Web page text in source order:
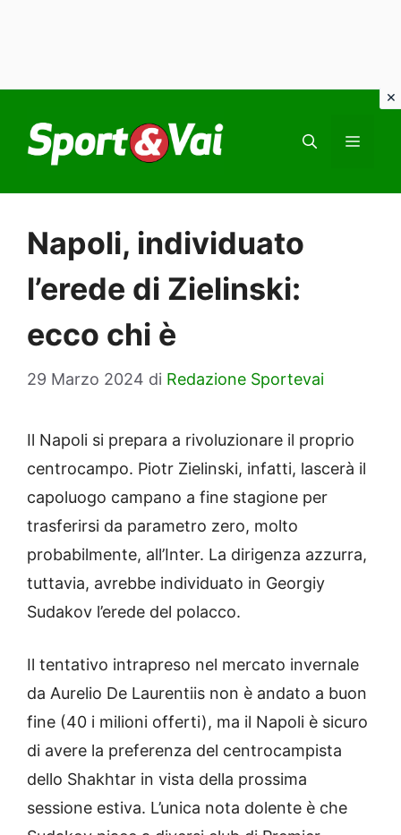
contenuto
Napoli, individuato
l’erede di Zielinski:
ecco chi è
29 Marzo 2024 di Redazione Sportevai
Il Napoli si prepara a rivoluzionare il proprio
centrocampo. Piotr Zielinski, infatti, lascerà il
capoluogo campano a fine stagione per
trasferirsi da parametro zero, molto
probabilmente, all’Inter. La dirigenza azzurra,
tuttavia, avrebbe individuato in Georgiy
Sudakov l’erede del polacco.
Il tentativo intrapreso nel mercato invernale
da Aurelio De Laurentiis non è andato a buon
fine (40 i milioni offerti), ma il Napoli è sicuro
di avere la preferenza del centrocampista
dello Shakhtar in vista della prossima
sessione estiva. L’unica nota dolente è che